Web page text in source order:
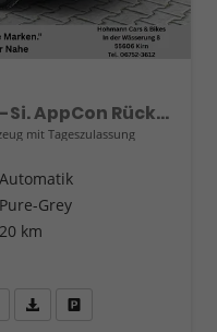
Basis 1.5 TSI DSG Family 5-Si. AppCon Rückfahrk
mit Tageszulassung
Automatik
Pure-Grey
20 km
Wir rufen Sie anFahrzeugexposé (PDF)